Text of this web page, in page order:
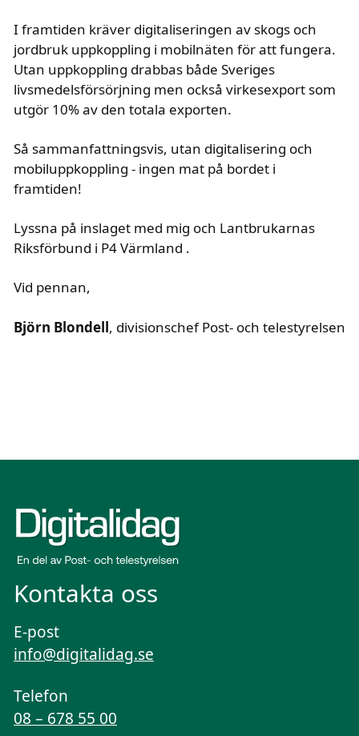
I framtiden kräver digitaliseringen av skogs och
jordbruk uppkoppling i mobilnäten för att fungera.
Utan uppkoppling drabbas både Sveriges
livsmedelsförsörjning men också virkesexport som
utgör 10% av den totala exporten.
Så sammanfattningsvis, utan digitalisering och
mobiluppkoppling - ingen mat på bordet i
framtiden!
Lyssna på inslaget med mig och Lantbrukarnas
Riksförbund i P4 Värmland .
Vid pennan,
text i fetstil
Björn Blondell, divisionschef Post- och telestyrelsen
Kontakta oss
E-post
info@digitalidag.se
Telefon
08 – 678 55 00